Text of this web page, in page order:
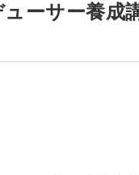
ーサー養成